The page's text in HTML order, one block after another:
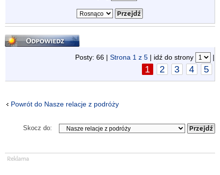
Odpowiedz
Posty: 66 | Strona 1 z 5 | idź do strony |
1 2 3 4 5
Powrót do Nasze relacje z podróży
Skocz do: